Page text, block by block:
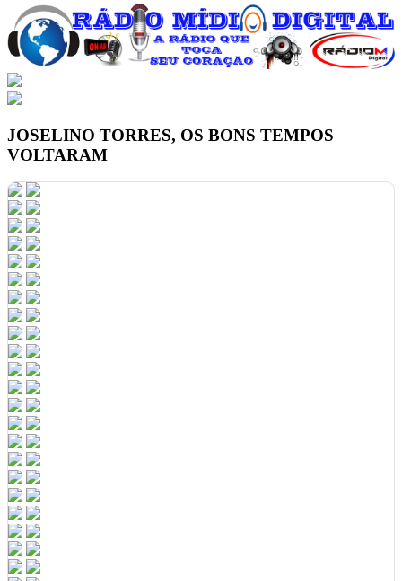
JOSELINO TORRES, OS BONS TEMPOS
VOLTARAM